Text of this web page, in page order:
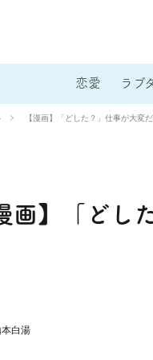
恋愛 ラブ
【漫画】「どした？」仕事が大変
画】「どし
本白湯